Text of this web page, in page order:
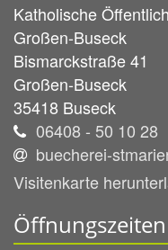
Katholische
Großen-Buseck
Bismarckstraße 41
Großen-Buseck
35418 Buseck
06408 - 50 10 28
buecherei-
Visitenkarte
Öffnungszeiten